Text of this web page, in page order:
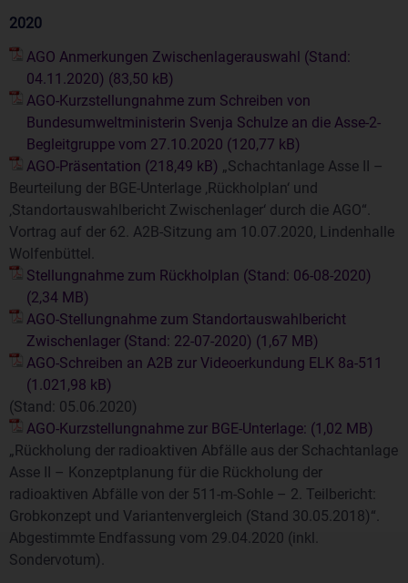
2020
AGO Anmerkungen Zwischenlagerauswahl (Stand:
04.11.2020)
AGO-Kurzstellungnahme zum Schreiben von
Bundesumweltministerin Svenja Schulze an die Asse-2-
Begleitgruppe vom 27.10.2020
AGO-Präsentation
„Schachtanlage Asse II –
Beurteilung der BGE-Unterlage ‚Rückholplan‘ und
‚Standortauswahlbericht Zwischenlager‘ durch die AGO“.
Vortrag auf der 62. A2B-Sitzung am 10.07.2020, Lindenhalle
Wolfenbüttel.
Stellungnahme zum Rückholplan (Stand: 06-08-2020)
AGO-Stellungnahme zum Standortauswahlbericht
Zwischenlager (Stand: 22-07-2020)
AGO-Schreiben an A2B zur Videoerkundung ELK 8a-511
(Stand: 05.06.2020)
AGO-Kurzstellungnahme zur BGE-Unterlage:
„Rückholung der radioaktiven Abfälle aus der Schachtanlage
Asse II – Konzeptplanung für die Rückholung der
radioaktiven Abfälle von der 511-m-Sohle – 2. Teilbericht:
Grobkonzept und Variantenvergleich (Stand 30.05.2018)“.
Abgestimmte Endfassung vom 29.04.2020 (inkl.
Sondervotum).